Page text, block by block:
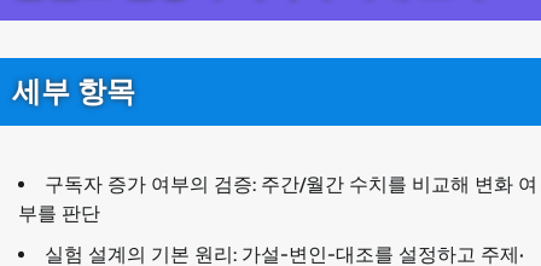
세부 항목
구독자 증가 여부의 검증: 주간/월간 수치를 비교해 변화 여
부를 판단
실험 설계의 기본 원리: 가설-변인-대조를 설정하고 주제·